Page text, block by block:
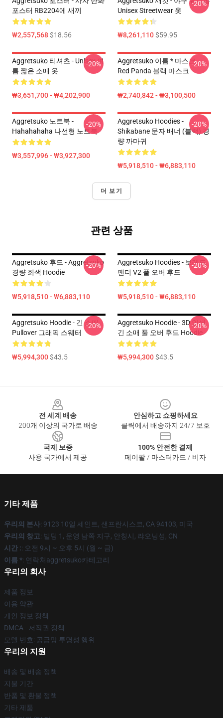
포스터 RB2204에 새끼
₩2,557,568$18.56
Unisex Streetwear 옷
₩8,261,110$59.95
-20%
Aggretsuko 티셔츠 - Unisex 여
름 짧은 소매 옷
₩3,651,700 - ₩4,202,900
-20%
Aggretsuko 이름 * 마스크 -
Red Panda 블랙 마스크
₩2,740,842 - ₩3,100,500
-20%
Aggretsuko 노트북 -
Hahahahaha 나선형 노트북
₩3,557,996 - ₩3,927,300
-20%
Aggretsuko Hoodies -
Shikabane 문자 배너 (블랙) 경
량 까마귀
₩5,918,510 - ₩6,883,110
-20%
더 보기
관련 상품
Aggretsuko 후드 - Aggretsuko
경량 회색 Hoodie
₩5,918,510 - ₩6,883,110
-20%
Aggretsuko Hoodies - 보레드
팬더 V2 풀 오버 후드
₩5,918,510 - ₩6,883,110
-20%
Aggretsuko Hoodie - 긴 소매
Pullover 그래픽 스웨터
₩5,994,300$43.5
-20%
Aggretsuko Hoodie - 3D 인쇄
긴 소매 풀 오버 후드 Hoodie
₩5,994,300$43.5
-20%
전 세계 배송
200개 이상의 국가로 배송
안심하고 쇼핑하세요
클릭에서 배송까지 24/7 보호
국제 보증
사용 국가에서 제공
100% 안전한 결제
페이팔 / 마스터카드 / 비자
기타 제품
우리의 본사: 9123 10일 세인트, 샌프란시스코, CA 94103, 미국
우리의 창고: 빌딩 1, 운영 남쪽 지구, 안칭시, 랴오닝성, CN
시간 :: 오전 9시 ~ 오후 5시 (월 ~ 금)
이름 *: 연락처aggretsuko카테고리
우리의 회사
제품 정보
이용 약관
개인 정보 정책
DMCA - 저작권 정책
모델 번호: 공급망 투명성 행위
우리의 지원
배송 및 배송 정책
지불 기간
반품 및 환불 정책
기타 제품